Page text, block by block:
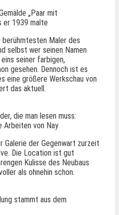
„Paar mit
er 1939 malte
Maler des
selbst wer seinen Namen
seiner farbigen,
gesehen. Dennoch ist es
eine größere Werkschau von
das aktuell.
die man lesen muss:
Arbeiten von Nay
Galerie der Gegenwart zurzeit
Die Location ist gut
Kulisse des Neubaus
als ohnehin schon.
stammt aus dem